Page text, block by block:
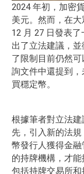
2024 年初，加密
美元。然而，在
12 月 27 日發表
出了立法建議，
了限制目前仍然
詢文件中還提到
買穩定幣。
根據筆者對立法
先，引入新的法
幣發行人獲得金
的持牌機構，才
包括持牌交易所